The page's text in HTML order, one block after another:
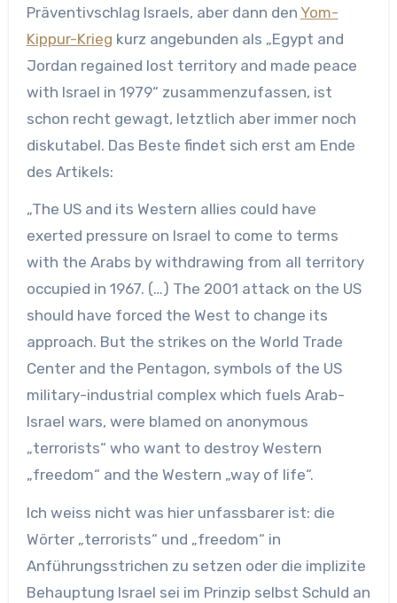
Präventivschlag Israels, aber dann den Yom-
Kippur-Krieg kurz angebunden als „Egypt and
Jordan regained lost territory and made peace
with Israel in 1979“ zusammenzufassen, ist
schon recht gewagt, letztlich aber immer noch
diskutabel. Das Beste findet sich erst am Ende
des Artikels:
„The US and its Western allies could have
exerted pressure on Israel to come to terms
with the Arabs by withdrawing from all territory
occupied in 1967. (…) The 2001 attack on the US
should have forced the West to change its
approach. But the strikes on the World Trade
Center and the Pentagon, symbols of the US
military-industrial complex which fuels Arab-
Israel wars, were blamed on anonymous
„terrorists“ who want to destroy Western
„freedom“ and the Western „way of life“.
Ich weiss nicht was hier unfassbarer ist: die
Wörter „terrorists“ und „freedom“ in
Anführungsstrichen zu setzen oder die implizite
Behauptung Israel sei im Prinzip selbst Schuld an